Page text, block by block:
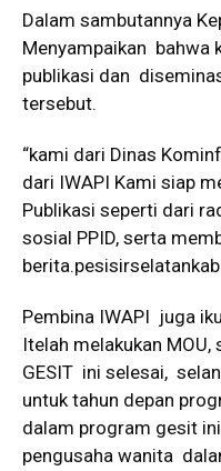
Dalam sambutannya
Menyampaikan bahwa
publikasi dan
tersebut.
“kami dari Dinas
dari IWAPI Kami siap
Publikasi seperti dari
sosial PPID, serta
Pembina IWAPI juga
Itelah melakukan
GESIT ini selesai,
untuk tahun depan
dalam program gesit
pengusaha wanita